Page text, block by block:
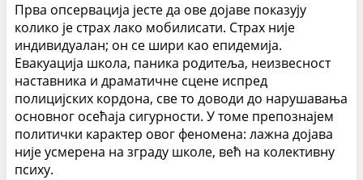
Прва опсервација јесте да ове дојаве показују
колико је страх лако мобилисати. Страх није
индивидуалан; он се шири као епидемија.
Евакуација школа, паника родитеља, неизвесност
наставника и драматичне сцене испред
полицијских кордона, све то доводи до нарушавања
основног осећаја сигурности. У томе препознајем
политички карактер овог феномена: лажна дојава
није усмерена на зграду школе, већ на колективну
психу.